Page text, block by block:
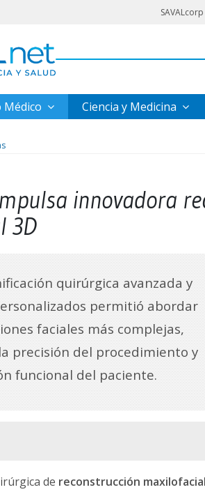
SAVALcorp
Médico Ciencia y Medicina
innovadora
3D
quirúrgica avanzada y
permitió abordar
faciales más complejas,
precisión del procedimiento y
funcional del paciente.
de reconstrucción maxilofacial